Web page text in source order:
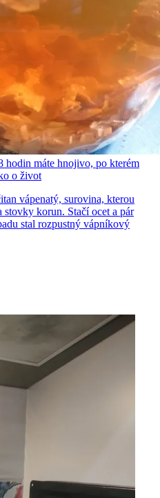
hodin máte hnojivo, po kterém
o život
vápenatý, surovina, kterou
korun. Stačí ocet a pár
stal rozpustný vápníkový